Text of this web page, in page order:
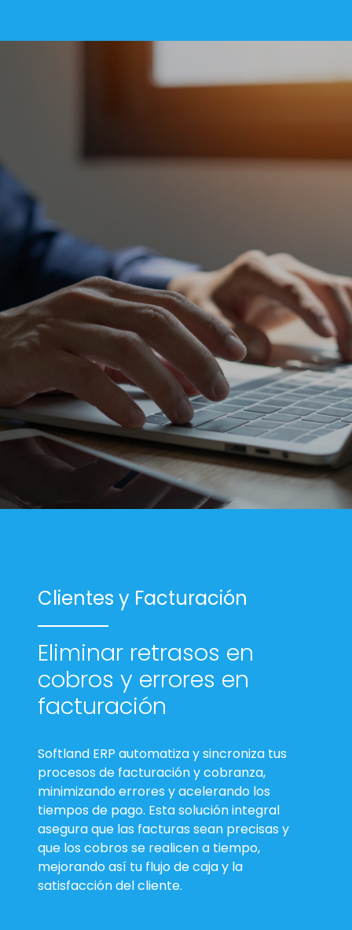
Clientes y Facturación
Eliminar retrasos en
cobros y errores en
facturación
Softland ERP automatiza y sincroniza tus
procesos de facturación y cobranza,
minimizando errores y acelerando los
tiempos de pago. Esta solución integral
asegura que las facturas sean precisas y
que los cobros se realicen a tiempo,
mejorando así tu flujo de caja y la
satisfacción del cliente.